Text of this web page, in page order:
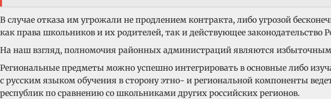
В случае отказа им угрожали не продлением контракта, либо угрозой
как права школьников и их родителей, так и действующее законодательство
На наш взгляд, полномочия районных администраций являются
Региональные предметы можно успешно интегрировать в основные либо
с русским языком обучения в сторону этно- и региональной компоненты
республик по сравнению со школьниками других российских регионов.